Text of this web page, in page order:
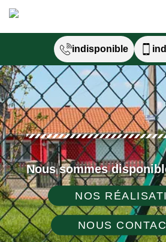
indisponible
Nous sommes
NOS
NOUS